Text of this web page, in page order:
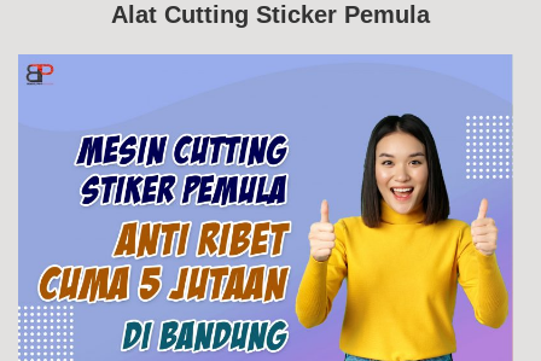
Alat Cutting Sticker Pemula